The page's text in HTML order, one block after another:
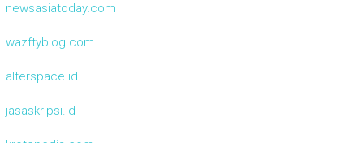
newsasiatoday.com
wazftyblog.com
alterspace.id
jasaskripsi.id